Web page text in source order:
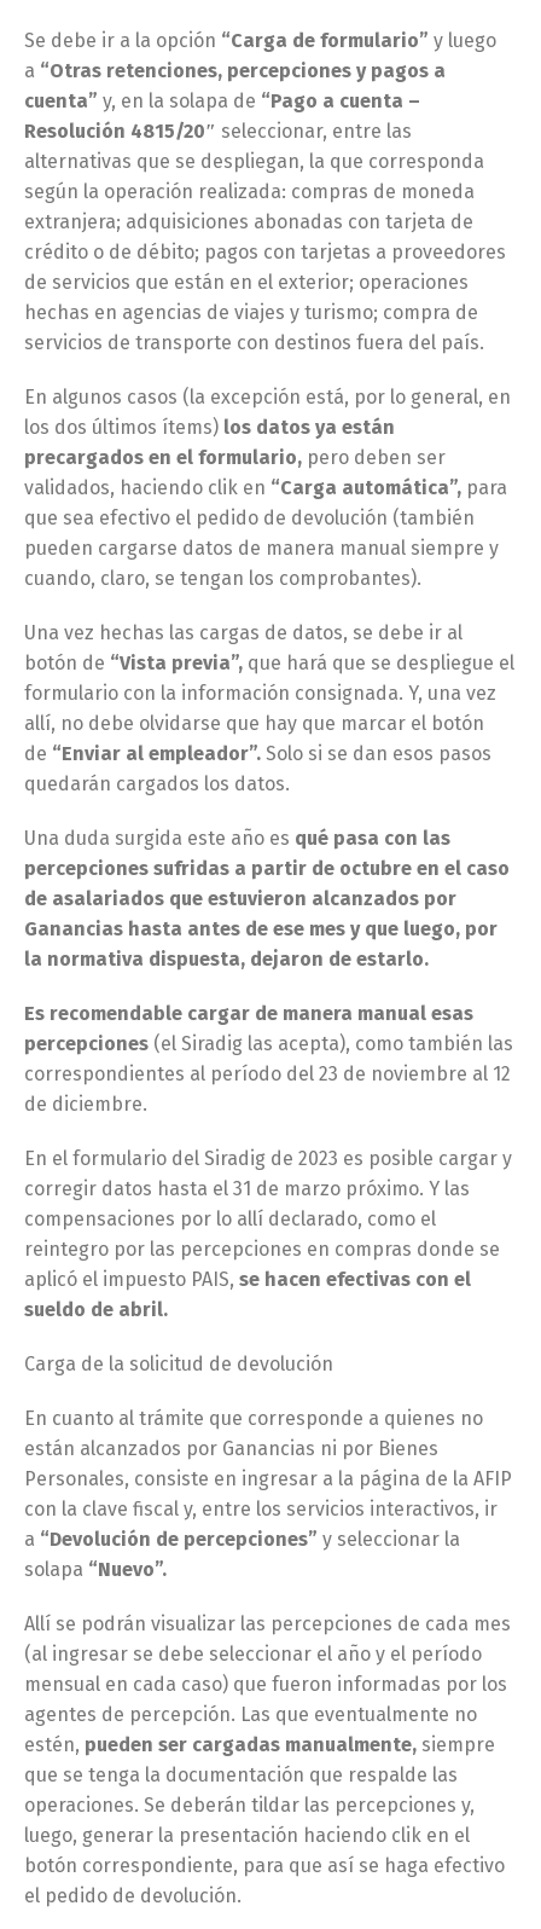
Se debe ir a la opción “Carga de formulario” y luego
a “Otras retenciones, percepciones y pagos a
cuenta” y, en la solapa de “Pago a cuenta –
Resolución 4815/20″ seleccionar, entre las
alternativas que se despliegan, la que corresponda
según la operación realizada: compras de moneda
extranjera; adquisiciones abonadas con tarjeta de
crédito o de débito; pagos con tarjetas a proveedores
de servicios que están en el exterior; operaciones
hechas en agencias de viajes y turismo; compra de
servicios de transporte con destinos fuera del país.
En algunos casos (la excepción está, por lo general, en
los dos últimos ítems) los datos ya están
precargados en el formulario, pero deben ser
validados, haciendo clik en “Carga automática”, para
que sea efectivo el pedido de devolución (también
pueden cargarse datos de manera manual siempre y
cuando, claro, se tengan los comprobantes).
Una vez hechas las cargas de datos, se debe ir al
botón de “Vista previa”, que hará que se despliegue el
formulario con la información consignada. Y, una vez
allí, no debe olvidarse que hay que marcar el botón
de “Enviar al empleador”. Solo si se dan esos pasos
quedarán cargados los datos.
Una duda surgida este año es qué pasa con las
percepciones sufridas a partir de octubre en el caso
de asalariados que estuvieron alcanzados por
Ganancias hasta antes de ese mes y que luego, por
la normativa dispuesta, dejaron de estarlo.
Es recomendable cargar de manera manual esas
percepciones (el Siradig las acepta), como también las
correspondientes al período del 23 de noviembre al 12
de diciembre.
En el formulario del Siradig de 2023 es posible cargar y
corregir datos hasta el 31 de marzo próximo. Y las
compensaciones por lo allí declarado, como el
reintegro por las percepciones en compras donde se
aplicó el impuesto PAIS, se hacen efectivas con el
sueldo de abril.
Carga de la solicitud de devolución
En cuanto al trámite que corresponde a quienes no
están alcanzados por Ganancias ni por Bienes
Personales, consiste en ingresar a la página de la AFIP
con la clave fiscal y, entre los servicios interactivos, ir
a “Devolución de percepciones” y seleccionar la
solapa “Nuevo”.
Allí se podrán visualizar las percepciones de cada mes
(al ingresar se debe seleccionar el año y el período
mensual en cada caso) que fueron informadas por los
agentes de percepción. Las que eventualmente no
estén, pueden ser cargadas manualmente, siempre
que se tenga la documentación que respalde las
operaciones. Se deberán tildar las percepciones y,
luego, generar la presentación haciendo clik en el
botón correspondiente, para que así se haga efectivo
el pedido de devolución.